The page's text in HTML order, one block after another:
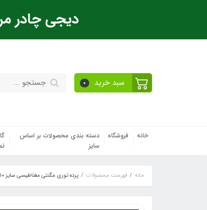
دیجی چادر
سبد خرید 0
خانه فروشگاه
دسته بندی محصولات بر اساس
سایز
خانه فهرست محصولات پرده توری مگنتی مغناطیسی سایز ۲۱۰ در ۹۰ دیجی چادر